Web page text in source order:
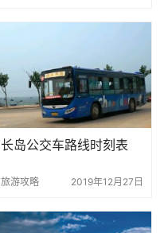
长岛公交车路线时刻表
旅游攻略 2019年12月27日